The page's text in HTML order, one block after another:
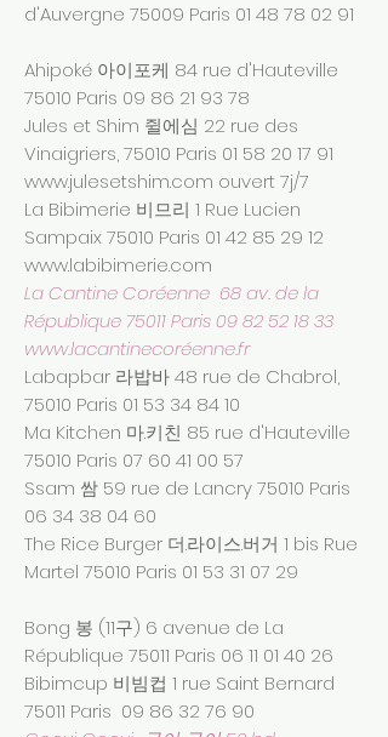
d'Auvergne 75009 Paris 01 48 78 02 91
Ahipoké 아이포케 84 rue d'Hauteville
75010 Paris 09 86 21 93 78
Jules et Shim 쥘에심 22 rue des
Vinaigriers, 75010 Paris 01 58 20 17 91
www.julesetshim.com ouvert 7j/7
La Bibimerie 비므리 1 Rue Lucien
Sampaix 75010 Paris 01 42 85 29 12
www.labibimerie.com
La Cantine Coréenne 68 av. de la
République 75011 Paris09 82 52 18 33
www.lacantinecoréenne.fr
Labapbar 라밥바 48 rue de Chabrol,
75010 Paris 01 53 34 84 10
Ma Kitchen 마.키친 85 rue d'Hauteville
75010 Paris 07 60 41 00 57
Ssam 쌈 59 rue de Lancry 75010 Paris
06 34 38 04 60
The Rice Burger 더.라이스.버거 1 bis Rue
Martel 75010 Paris 01 53 31 07 29
Bong 봉 (11구) 6 avenue de La
République 75011 Paris 06 11 01 40 26
Bibimcup 비빔컵 1 rue Saint Bernard
75011 Paris 09 86 32 76 90